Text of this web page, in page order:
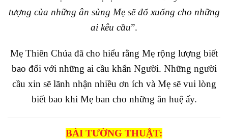
tượng của những ân sủng Mẹ sẽ đổ xuống cho những
ai kêu cầu”.
Mẹ Thiên Chúa đã cho hiểu rằng Mẹ rộng lượng biết
bao đối với những ai cầu khẩn Người. Những người
cầu xin sẽ lãnh nhận nhiều ơn ích và Mẹ sẽ vui lòng
biết bao khi Mẹ ban cho những ân huệ ấy.
BÀI TƯỜNG THUẬT: